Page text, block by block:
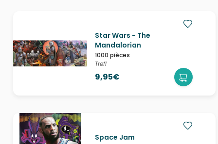
Star Wars - The
Mandalorian
1000 pièces
Trefl
9,95€
Space Jam